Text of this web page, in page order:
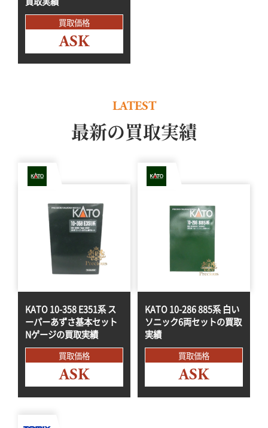
買取価格
ASK
LATEST
最新の買取実績
KATO 10-358 E351系 ス
ーパーあずさ基本セット
Nゲージの買取実績
買取価格
ASK
KATO 10-286 885系 白い
ソニック6両セットの買取
実績
買取価格
ASK